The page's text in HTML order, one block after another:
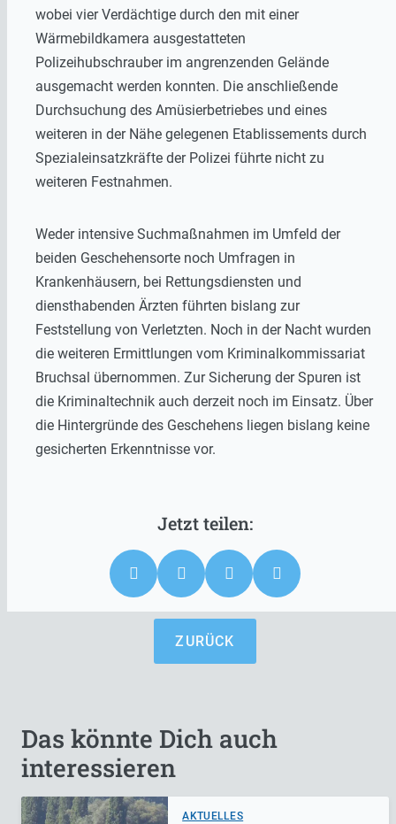
wobei vier Verdächtige durch den mit einer
Wärmebildkamera ausgestatteten
Polizeihubschrauber im angrenzenden Gelände
ausgemacht werden konnten. Die anschließende
Durchsuchung des Amüsierbetriebes und eines
weiteren in der Nähe gelegenen Etablissements durch
Spezialeinsatzkräfte der Polizei führte nicht zu
weiteren Festnahmen.
Weder intensive Suchmaßnahmen im Umfeld der
beiden Geschehensorte noch Umfragen in
Krankenhäusern, bei Rettungsdiensten und
diensthabenden Ärzten führten bislang zur
Feststellung von Verletzten. Noch in der Nacht wurden
die weiteren Ermittlungen vom Kriminalkommissariat
Bruchsal übernommen. Zur Sicherung der Spuren ist
die Kriminaltechnik auch derzeit noch im Einsatz. Über
die Hintergründe des Geschehens liegen bislang keine
gesicherten Erkenntnisse vor.
ZURÜCK
Das könnte Dich auch
interessieren
AKTUELLES